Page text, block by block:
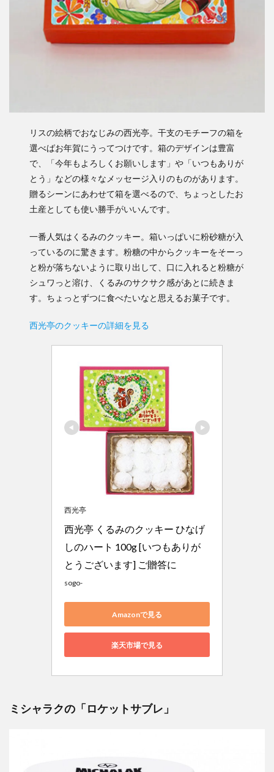
リスの絵柄でおなじみの西光亭。干支のモチーフの箱を
選べばお年賀にうってつけです。箱のデザインは豊富
で、「今年もよろしくお願いします」や「いつもありが
とう」などの様々なメッセージ入りのものがあります。
贈るシーンにあわせて箱を選べるので、ちょっとしたお
土産としても使い勝手がいいんです。
一番人気はくるみのクッキー。箱いっぱいに粉砂糖が入
っているのに驚きます。粉糖の中からクッキーをそーっ
と粉が落ちないように取り出して、口に入れると粉糖が
シュワっと溶け、くるみのサクサク感があとに続きま
す。ちょっとずつに食べたいなと思えるお菓子です。
西光亭のクッキーの詳細を見る
西光亭
西光亭 くるみのクッキー ひなげ
しのハート 100g [いつもありが
とうございます] ご贈答に
sogo-
Amazonで見る
楽天市場で見る
ミシャラクの「ロケットサブレ」